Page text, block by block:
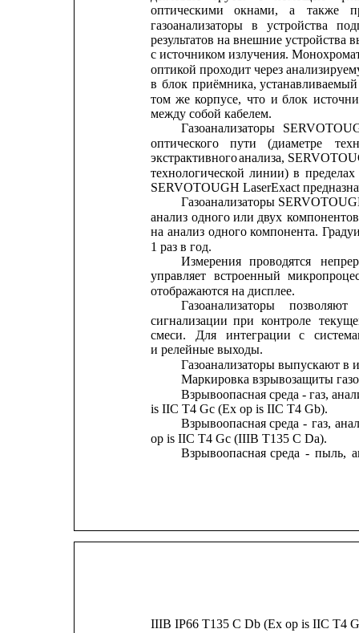
оптическими
окнами, а также
газоанализаторы
в устройства
результатов на внешние
с источником излучения.
оптикой проходит через
в блок приёмника, устанавливаемый
том же корпусе, что и блок
между собой кабелем.
Газоанализаторы
оптического
пути (диаметре
экстрактивного анализа,
технологической линии) в пределах
SERVOTOUGH LaserExact
Газоанализаторы
анализ одного или двух
на анализ одного компонента.
1 раз в год.
Измерения
проводятся
управляет встроенный
отображаются на дисплее.
Газоанализаторы
позволяют
сигнализации при контроле
смеси.
Для интеграции с
и релейные выходы.
Газоанализаторы выпускают в
Маркировка взрывозащиты
Взрывоопасная среда - газ,
is IIC T4 Gc (Ex op is IIC T4 Gb).
Взрывоопасная среда - газ,
op is IIC T4 Gc (IIIB T135 C Da).
Взрывоопасная среда - пыль,
IIIB IP66 T135 C Db (Ex op is IIC T4